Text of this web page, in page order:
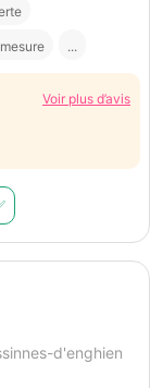
...
Voir plus d’avis
d'enghien